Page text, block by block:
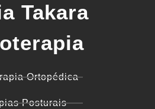
Takara
Ortopédica
Posturais